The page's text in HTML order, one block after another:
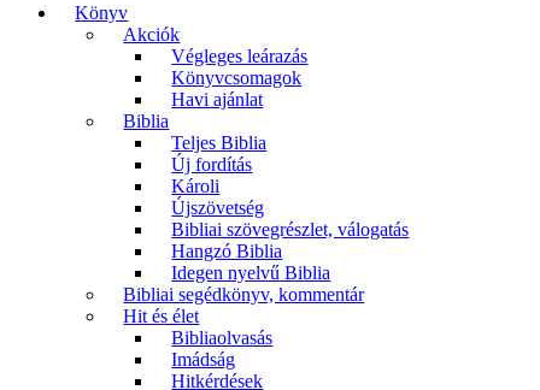
Könyv
Akciók
Végleges leárazás
Könyvcsomagok
Havi ajánlat
Biblia
Teljes Biblia
Új fordítás
Károli
Újszövetség
Bibliai szövegrészlet, válogatás
Hangzó Biblia
Idegen nyelvű Biblia
Bibliai segédkönyv, kommentár
Hit és élet
Bibliaolvasás
Imádság
Hitkérdések